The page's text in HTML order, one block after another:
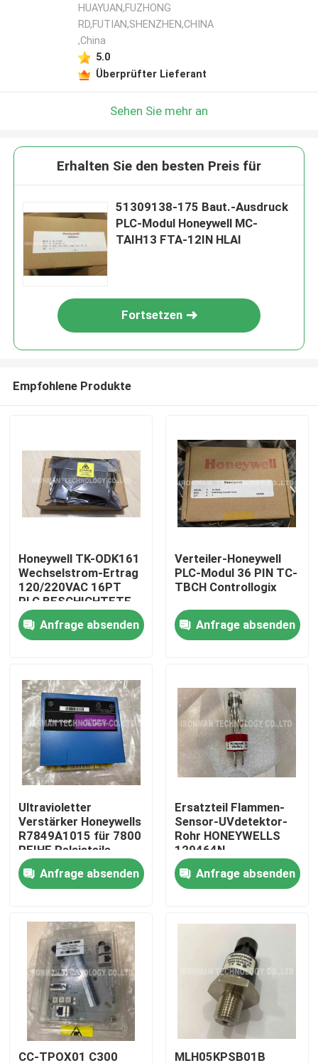
Produkte
Über uns
Fabrik-Ausflug
Qualitätskontrolle
Treten Sie mit uns in Verbindung
Nachrichten
Fälle
Plc-Steuereinheit
Honeywell PLC-Modul
HUAYUAN,FUZHONG
RD,FUTIAN,SHENZHEN,CHINA
,China
5.0
Überprüfter Lieferant
Sehen Sie mehr an
Erhalten Sie den besten Preis für
51309138-175 Baut.-Ausdruck
PLC-Modul Honeywell MC-
TAIH13 FTA-12IN HLAI
Fortsetzen
Empfohlene Produkte
Honeywell TK-ODK161
Wechselstrom-Ertrag
120/220VAC 16PT
PLC BESCHICHTETE
analoger Modul-I O
Anfrage absenden
Verteiler-Honeywell
PLC-Modul 36 PIN TC-
TBCH Controllogix
Anfrage absenden
Ultravioletter
Verstärker Honeywells
R7849A1015 für 7800
REIHE Relaisteile
Anfrage absenden
Ersatzteil Flammen-
Sensor-UVdetektor-
Rohr HONEYWELLS
129464N
Anfrage absenden
CC-TPOX01 C300 MLH05KPSB01B